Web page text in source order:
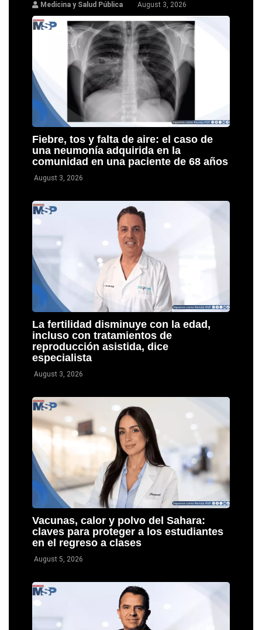
Medicina y Salud Pública August 3, 2026
Fiebre, tos y falta de aire: el caso de
una neumonía adquirida en la
comunidad en una paciente de 68 años
August 3, 2026
La fertilidad disminuye con la edad,
incluso con tratamientos de
reproducción asistida, dice
especialista
August 3, 2026
Vacunas, calor y polvo del Sahara:
claves para proteger a los estudiantes
en el regreso a clases
August 5, 2026